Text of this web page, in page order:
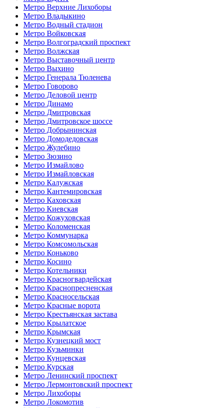
Метро Верхние Лихоборы
Метро Владыкино
Метро Водный стадион
Метро Войковская
Метро Волгоградский проспект
Метро Волжская
Метро Выставочный центр
Метро Выхино
Метро Генерала Тюленева
Метро Говорово
Метро Деловой центр
Метро Динамо
Метро Дмитровская
Метро Дмитровское шоссе
Метро Добрынинская
Метро Домодедовская
Метро Жулебино
Метро Зюзино
Метро Измайлово
Метро Измайловская
Метро Калужская
Метро Кантемировская
Метро Каховская
Метро Киевская
Метро Кожуховская
Метро Коломенская
Метро Коммунарка
Метро Комсомольская
Метро Коньково
Метро Косино
Метро Котельники
Метро Красногвардейская
Метро Краснопресненская
Метро Красносельская
Метро Красные ворота
Метро Крестьянская застава
Метро Крылатское
Метро Крымская
Метро Кузнецкий мост
Метро Кузьминки
Метро Кунцевская
Метро Курская
Метро Ленинский проспект
Метро Лермонтовский проспект
Метро Лихоборы
Метро Локомотив